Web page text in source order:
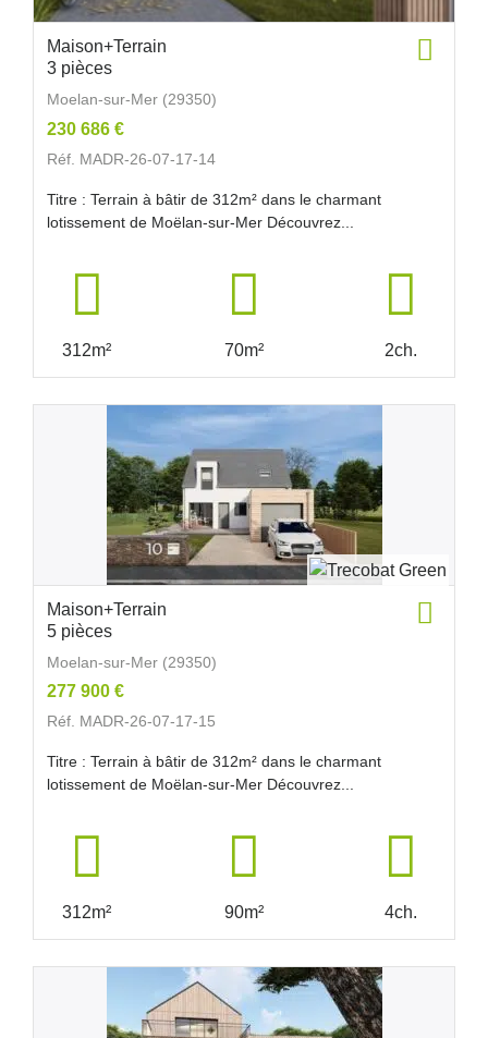
Maison+Terrain
3 pièces
Moelan-sur-Mer (29350)
230 686 €
Réf. MADR-26-07-17-14
Titre : Terrain à bâtir de 312m² dans le charmant
lotissement de Moëlan-sur-Mer Découvrez...
312m² 70m² 2ch.
Maison+Terrain
5 pièces
Moelan-sur-Mer (29350)
277 900 €
Réf. MADR-26-07-17-15
Titre : Terrain à bâtir de 312m² dans le charmant
lotissement de Moëlan-sur-Mer Découvrez...
312m² 90m² 4ch.